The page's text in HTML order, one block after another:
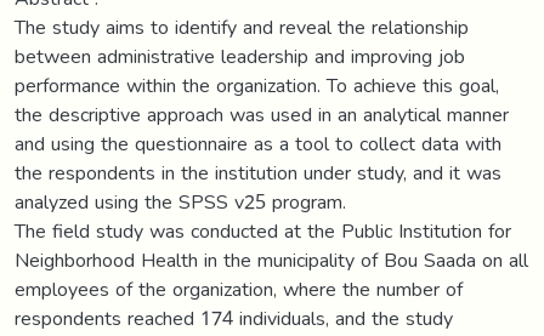
The study aims to identify and reveal the relationship
between administrative leadership and improving job
performance within the organization. To achieve this goal,
the descriptive approach was used in an analytical manner
and using the questionnaire as a tool to collect data with
the respondents in the institution under study, and it was
analyzed using the SPSS v25 program.
The field study was conducted at the Public Institution for
Neighborhood Health in the municipality of Bou Saada on all
employees of the organization, where the number of
respondents reached 174 individuals, and the study